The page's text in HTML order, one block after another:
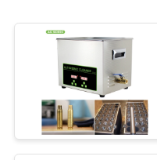
WYCENĘ
SITEMAP
PRIVACY
POLICY